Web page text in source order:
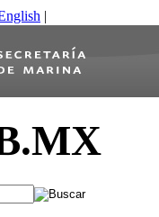
|